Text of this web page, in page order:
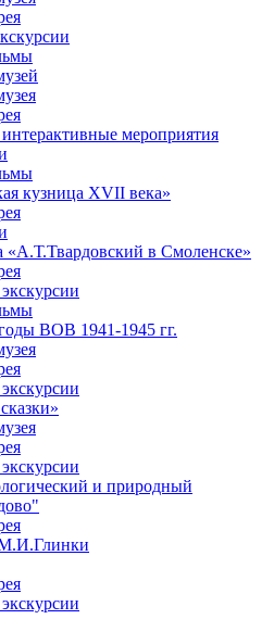
мероприятия
кузница XVII века»
«А.Т.Твардовский в Смоленске»
ВОВ 1941-1945 гг.
и природный